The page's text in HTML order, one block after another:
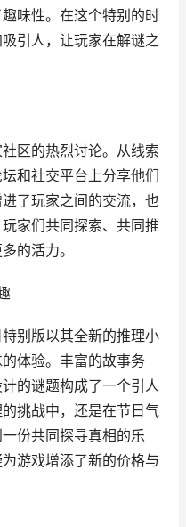
味性。在这个特别的时
引人，让玩家在解谜之
区的热烈讨论。从线索
和社交平台上分享他们
了玩家之间的交流，也
家们共同探索、共同推
的活力。
别版以其全新的推理小
体验。丰富的故事务
的谜题构成了一个引人
挑战中，还是在节日气
份共同探寻真相的乐
游戏增添了新的价格与